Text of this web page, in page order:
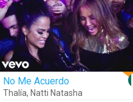
No Me Acuerdo
Thalía, Natti Natasha